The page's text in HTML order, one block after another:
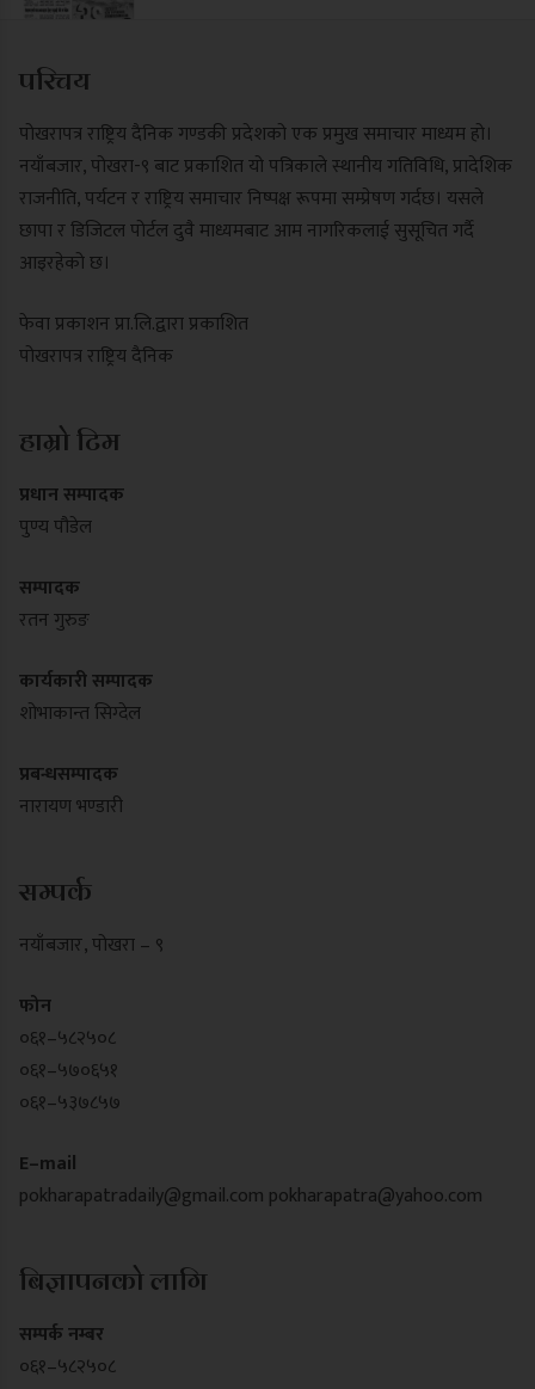
परिचय
पोखरापत्र राष्ट्रिय दैनिक गण्डकी प्रदेशको एक प्रमुख समाचार माध्यम हो।
नयाँबजार, पोखरा-९ बाट प्रकाशित यो पत्रिकाले स्थानीय गतिविधि, प्रादेशिक
राजनीति, पर्यटन र राष्ट्रिय समाचार निष्पक्ष रूपमा सम्प्रेषण गर्दछ। यसले
छापा र डिजिटल पोर्टल दुवै माध्यमबाट आम नागरिकलाई सुसूचित गर्दै
आइरहेको छ।
फेवा प्रकाशन प्रा.लि.द्वारा प्रकाशित
पोखरापत्र राष्ट्रिय दैनिक
हाम्रो टिम
प्रधान सम्पादक
पुण्य पौडेल
सम्पादक
रतन गुरुङ
कार्यकारी सम्पादक
शोभाकान्त सिग्देल
प्रबन्धसम्पादक
नारायण भण्डारी
सम्पर्क
नयाँबजार , पोखरा – ९
फोन
०६१–५८२५०८
०६१–५७०६५१
०६१–५३७८५७
E–mail
pokharapatradaily@gmail.com pokharapatra@yahoo.com
बिज्ञापनको लागि
सम्पर्क नम्बर
०६१–५८२५०८